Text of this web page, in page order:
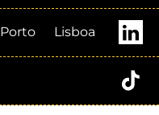
Porto Lisboa